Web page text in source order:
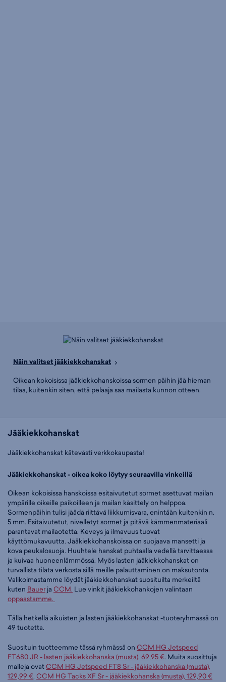
Näin valitset jääkiekkohanskat
Oikean kokoisissa jääkiekkohanskoissa sormen päihin jää hieman
tilaa, kuitenkin siten, että pelaaja saa mailasta kunnon otteen.
Jääkiekkohanskat
Jääkiekkohanskat kätevästi verkkokaupasta!
Jääkiekkohanskat - oikea koko löytyy seuraavilla vinkeillä
Oikean kokoisissa hanskoissa esitaivutetut sormet asettuvat mailan
ympärille oikeille paikoilleen ja mailan käsittely on helppoa.
Sormenpäihin tulisi jäädä riittävä liikkumisvara, enintään kuitenkin n.
5 mm. Esitaivutetut, nivelletyt sormet ja pitävä kämmenmateriaali
parantavat mailaotetta. Keveys ja ilmavuus tuovat
käyttömukavuutta. Jääkiekkohanskoissa on suojaava mansetti ja
kova peukalosuoja. Huuhtele hanskat puhtaalla vedellä tarvittaessa
ja kuivaa huoneenlämmössä. Myös lasten jääkiekkohanskat on
turvallista tilata verkosta sillä meille palauttaminen on maksutonta.
Valikoimastamme löydät jääkiekkohanskat suosituilta merkeiltä
kuten Bauer ja CCM. Lue vinkit jääkiekkohankojen valintaan
oppaastamme.
Tällä hetkellä aikuisten ja lasten jääkiekkohanskat -tuoteryhmässä on
49 tuotetta.
Suosituin tuotteemme tässä ryhmässä on CCM HG Jetspeed
FT680 JR - lasten jääkiekkohanska (musta), 69,95 €. Muita suosittuja
malleja ovatCCM HG Jetspeed FT8 Sr - jääkiekkohanska (musta),
129,99 €, CCM HG Tacks XF Sr - jääkiekkohanska (musta), 129,90 €